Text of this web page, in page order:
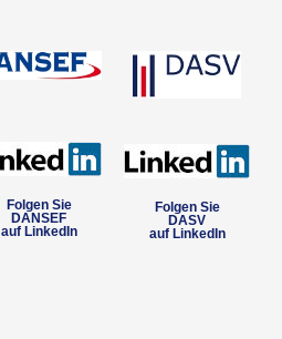
Folgen Sie
DANSEF
auf LinkedIn
Folgen Sie
DASV
auf LinkedIn